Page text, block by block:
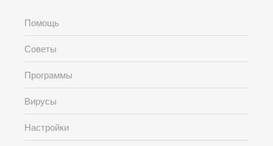
Помощь
Советы
Программы
Вирусы
Настройки